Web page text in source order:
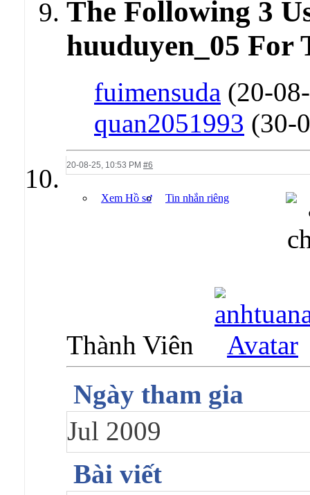
The Following 3
huuduyen_05 For
fuimensuda (20-
quan2051993 (30-
20-08-25, 10:53 PM #6
Xem Hồ sơ Tin nhắn riêng
Thành Viên
Ngày tham gia
Jul 2009
Bài viết